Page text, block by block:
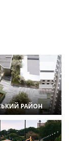
РАЙОН